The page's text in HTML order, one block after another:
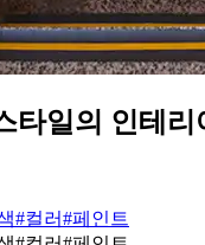
타일의 인테리
#컬러#페인트